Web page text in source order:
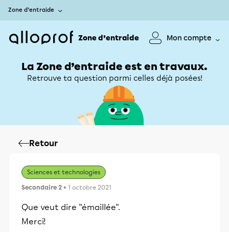
Zone d’entraide
Zone d’entraide Mon compte
La Zone d’entraide est en travaux.
Retrouve ta question parmi celles déjà posées!
Retour
Sciences et technologies
Secondaire 2 • 1 octobre 2021
Que veut dire "émaillée".
Merci!